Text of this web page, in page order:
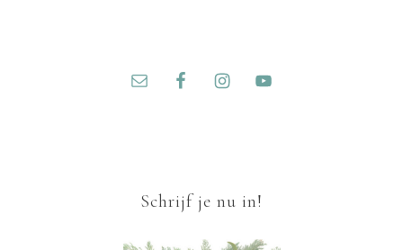
Schrijf je nu in!